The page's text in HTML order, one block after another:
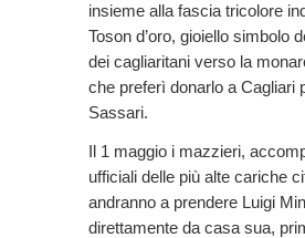
insieme alla fascia tricolore
Toson d’oro, gioiello simbolo
dei cagliaritani verso la
che preferì donarlo a Cagliari
Sassari.
Il 1 maggio i mazzieri,
ufficiali delle più alte cariche
andranno a prendere Luigi
direttamente da casa sua,